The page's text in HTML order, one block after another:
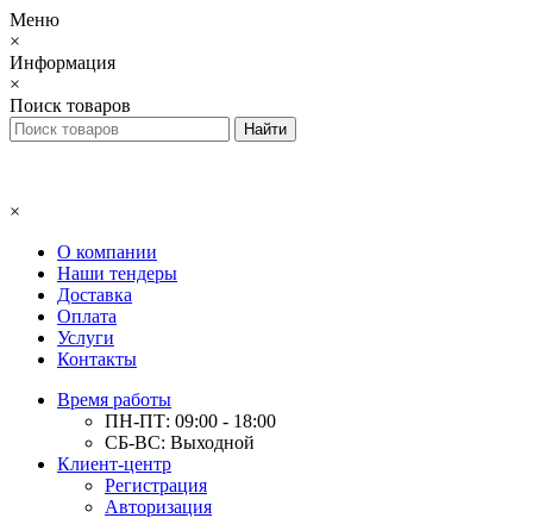
Меню
×
Информация
×
Поиск товаров
×
О компании
Наши тендеры
Доставка
Оплата
Услуги
Контакты
Время работы
ПН-ПТ: 09:00 - 18:00
СБ-ВС: Выходной
Клиент-центр
Регистрация
Авторизация